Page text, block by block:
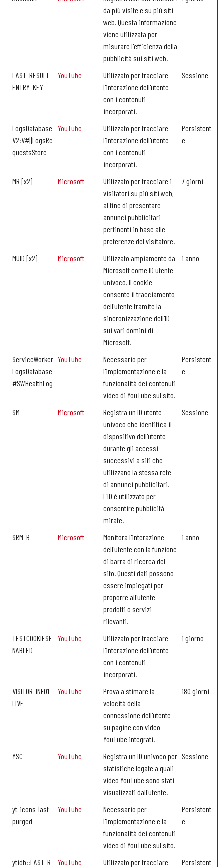
da più visite e su più siti
web. Questa informazione
viene utilizzata per
misurare l'efficienza della
pubblicità sui siti web.
LAST_RESULT_
ENTRY_KEY
YouTube
Utilizzato per tracciare
l'interazione dell'utente
con i contenuti
incorporati.
Sessione
LogsDatabase
V2:V#||LogsRe
questsStore
YouTube
Utilizzato per tracciare
l'interazione dell'utente
con i contenuti
incorporati.
Persistent
e
MR [x2] Microsoft
Utilizzato per tracciare i
visitatori su più siti web,
al fine di presentare
annunci pubblicitari
pertinenti in base alle
preferenze del visitatore.
7 giorni
MUID [x2] Microsoft
Utilizzato ampiamente da
Microsoft come ID utente
univoco. Il cookie
consente il tracciamento
dell'utente tramite la
sincronizzazione dell'ID
sui vari domini di
Microsoft.
1 anno
ServiceWorker
LogsDatabase
#SWHealthLog
YouTube
Necessario per
l'implementazione e la
funzionalità dei contenuti
video di YouTube sul sito.
Persistent
e
SM Microsoft
Registra un ID utente
univoco che identifica il
dispositivo dell'utente
durante gli accessi
successivi a siti che
utilizzano la stessa rete
di annunci pubblicitari.
L'ID è utilizzato per
consentire pubblicità
mirate.
Sessione
SRM_B Microsoft
Monitora l'interazione
dell'utente con la funzione
di barra di ricerca del
sito. Questi dati possono
essere impiegati per
proporre all'utente
prodotti o servizi
rilevanti.
1 anno
TESTCOOKIESE
NABLED
YouTube
Utilizzato per tracciare
l'interazione dell'utente
con i contenuti
incorporati.
1 giorno
VISITOR_INFO1_
LIVE
YouTube
Prova a stimare la
velocità della
connessione dell'utente
su pagine con video
YouTube integrati.
180 giorni
YSC YouTube
Registra un ID univoco per
statistiche legate a quali
video YouTube sono stati
visualizzati dall'utente.
Sessione
yt-icons-last-
purged
YouTube
Necessario per
l'implementazione e la
funzionalità dei contenuti
video di YouTube sul sito.
Persistent
e
ytidb::LAST_R
YouTube
Utilizzato per tracciare
Persistent